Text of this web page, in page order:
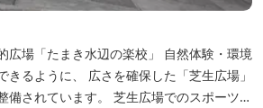
広場「たまき水辺の楽校」 自然体験・環境
きるように、 広さを確保した「芝生広場」
す。 芝生広場でのスポーツや